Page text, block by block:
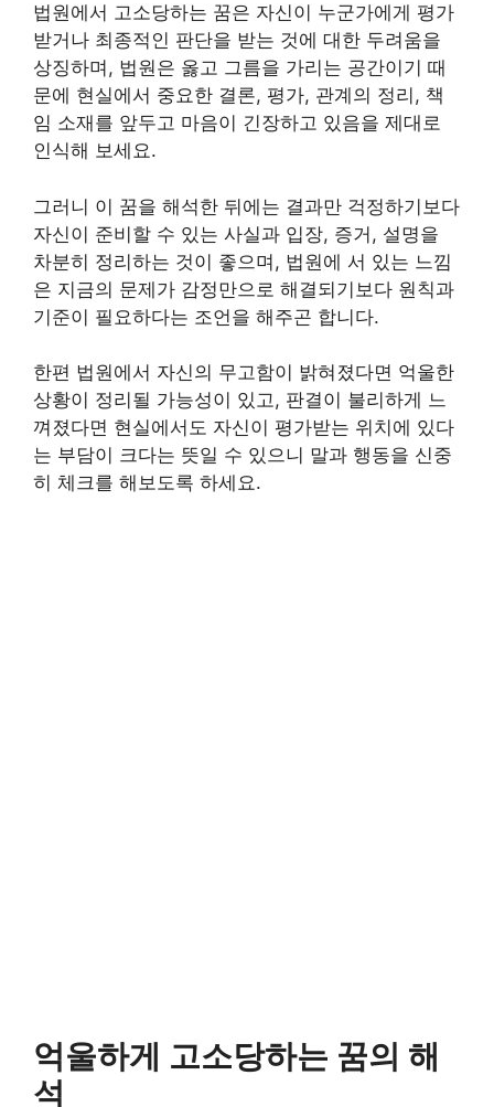
법원에서 고소당하는 꿈은 자신이 누군가에게 평가
받거나 최종적인 판단을 받는 것에 대한 두려움을
상징하며, 법원은 옳고 그름을 가리는 공간이기 때
문에 현실에서 중요한 결론, 평가, 관계의 정리, 책
임 소재를 앞두고 마음이 긴장하고 있음을 제대로
인식해 보세요.
그러니 이 꿈을 해석한 뒤에는 결과만 걱정하기보다
자신이 준비할 수 있는 사실과 입장, 증거, 설명을
차분히 정리하는 것이 좋으며, 법원에 서 있는 느낌
은 지금의 문제가 감정만으로 해결되기보다 원칙과
기준이 필요하다는 조언을 해주곤 합니다.
한편 법원에서 자신의 무고함이 밝혀졌다면 억울한
상황이 정리될 가능성이 있고, 판결이 불리하게 느
껴졌다면 현실에서도 자신이 평가받는 위치에 있다
는 부담이 크다는 뜻일 수 있으니 말과 행동을 신중
히 체크를 해보도록 하세요.
억울하게 고소당하는 꿈의 해
석